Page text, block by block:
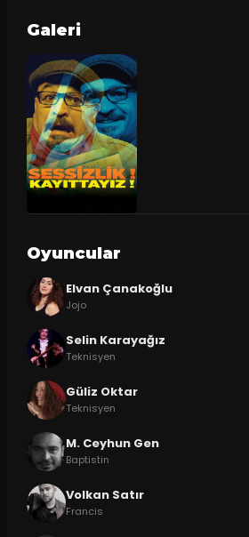
Galeri
Oyuncular
Elvan Çanakoğlu
Jojo
Selin Karayağız
Teknisyen
Güliz Oktar
Teknisyen
M. Ceyhun Gen
Baptistin
Volkan Satır
Francis